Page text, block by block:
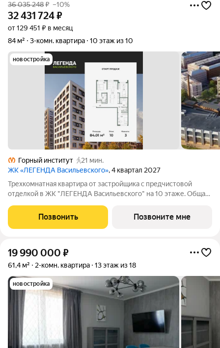
36 035 248₽ –10%
32 431 724₽
от 129 451 ₽ в месяц
84 м²
3-комн. квартира 10 этаж из 10
новостройка
Горный институт
21 мин.
ЖК «ЛЕГЕНДА Васильевского», 4 квартал 2027
Трехкомнатная квартира от застройщика с предчистовой
отделкой в ЖК "ЛЕГЕНДА Васильевского" на 10 этаже. Общая
кухни-столовой: 27.26 кв.м. Квартира - распашонка, очень
светлая, без проходных
Позвонить Позвоните мне
19 990 000 ₽
61,4 м² 2-комн. квартира 13 этаж из 18
новостройка